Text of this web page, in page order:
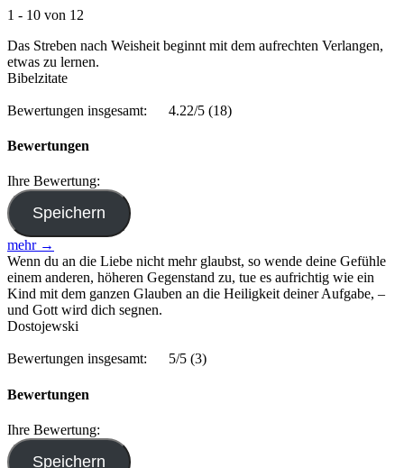
1 - 10 von 12
Das Streben nach Weisheit beginnt mit dem aufrechten Verlangen,
etwas zu lernen.
Bibelzitate
Bewertungen insgesamt: 4.22/5 (18)
Bewertungen
Ihre Bewertung:
mehr →
Wenn du an die Liebe nicht mehr glaubst, so wende deine Gefühle
einem anderen, höheren Gegenstand zu, tue es aufrichtig wie ein
Kind mit dem ganzen Glauben an die Heiligkeit deiner Aufgabe, –
und Gott wird dich segnen.
Dostojewski
Bewertungen insgesamt: 5/5 (3)
Bewertungen
Ihre Bewertung: